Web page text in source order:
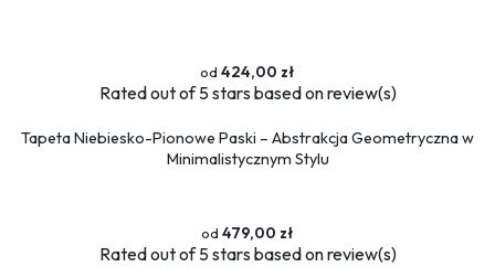
424,00 zł
Ratedout of 5 stars based onreview(s)
Tapeta Niebiesko-Pionowe Paski – Abstrakcja Geometryczna w
Minimalistycznym Stylu
479,00 zł
Ratedout of 5 stars based onreview(s)